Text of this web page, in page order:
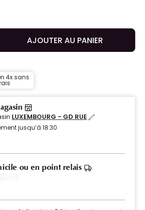
AJOUTER AU PANIER
4x sans
LUXEMBOURG - GD RUE
jusqu’à 18:30
ou en point relais